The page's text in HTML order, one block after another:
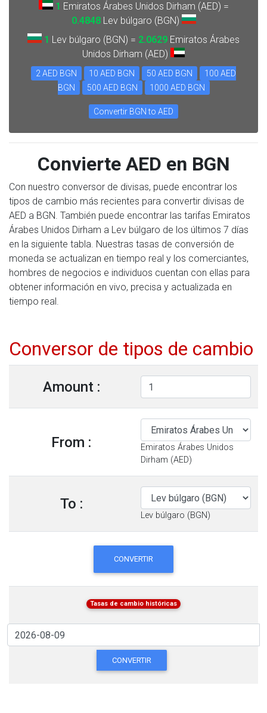
1 Emiratos Árabes Unidos Dirham (AED) =
0.4848Lev búlgaro (BGN)
1 Lev búlgaro (BGN) = 2.0629 Emiratos Árabes
Unidos Dirham (AED)
2 AED BGN 10 AED BGN 50 AED BGN
100 AED
BGN
500 AED BGN 1000 AED BGN
Convertir BGN to AED
Convierte AED en BGN
Con nuestro conversor de divisas, puede encontrar los
tipos de cambio más recientes para convertir divisas de
AED a BGN. También puede encontrar las tarifas Emiratos
Árabes Unidos Dirham a Lev búlgaro de los últimos 7 días
en la siguiente tabla. Nuestras tasas de conversión de
moneda se actualizan en tiempo real y los comerciantes,
hombres de negocios e individuos cuentan con ellas para
obtener información en vivo, precisa y actualizada en
tiempo real.
Conversor de tipos de cambio
Amount :
From :
Emiratos Árabes Unidos
Dirham (AED)
To :
Lev búlgaro (BGN)
CONVERTIR
Tasas de cambio históricas
CONVERTIR